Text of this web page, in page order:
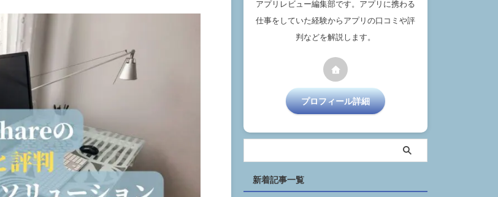
アプリレビュー編集部です。アプリに携わる
仕事をしていた経験からアプリの口コミや評
判などを解説します。
プロフィール詳細
新着記事一覧